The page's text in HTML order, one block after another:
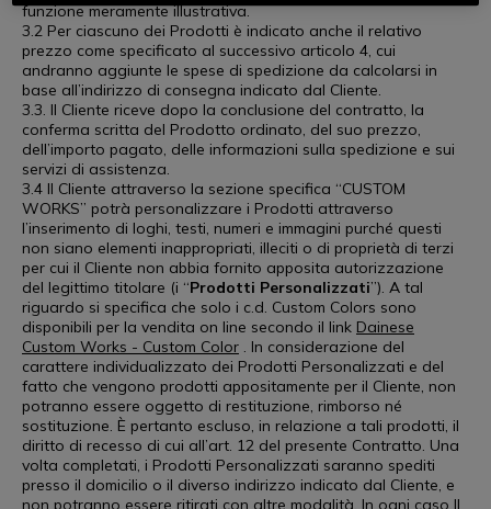
funzione meramente illustrativa.
3.2 Per ciascuno dei Prodotti è indicato anche il relativo
prezzo come specificato al successivo articolo 4, cui
andranno aggiunte le spese di spedizione da calcolarsi in
base all’indirizzo di consegna indicato dal Cliente.
3.3. Il Cliente riceve dopo la conclusione del contratto, la
conferma scritta del Prodotto ordinato, del suo prezzo,
dell’importo pagato, delle informazioni sulla spedizione e sui
servizi di assistenza.
3.4 Il Cliente attraverso la sezione specifica “CUSTOM
WORKS” potrà personalizzare i Prodotti attraverso
l’inserimento di loghi, testi, numeri e immagini purché questi
non siano elementi inappropriati, illeciti o di proprietà di terzi
per cui il Cliente non abbia fornito apposita autorizzazione
del legittimo titolare (i “Prodotti Personalizzati”). A tal
riguardo si specifica che solo i c.d. Custom Colors sono
disponibili per la vendita on line secondo il link Dainese
Custom Works - Custom Color . In considerazione del
carattere individualizzato dei Prodotti Personalizzati e del
fatto che vengono prodotti appositamente per il Cliente, non
potranno essere oggetto di restituzione, rimborso né
sostituzione. È pertanto escluso, in relazione a tali prodotti, il
diritto di recesso di cui all’art. 12 del presente Contratto. Una
volta completati, i Prodotti Personalizzati saranno spediti
presso il domicilio o il diverso indirizzo indicato dal Cliente, e
non potranno essere ritirati con altre modalità. In ogni caso Il